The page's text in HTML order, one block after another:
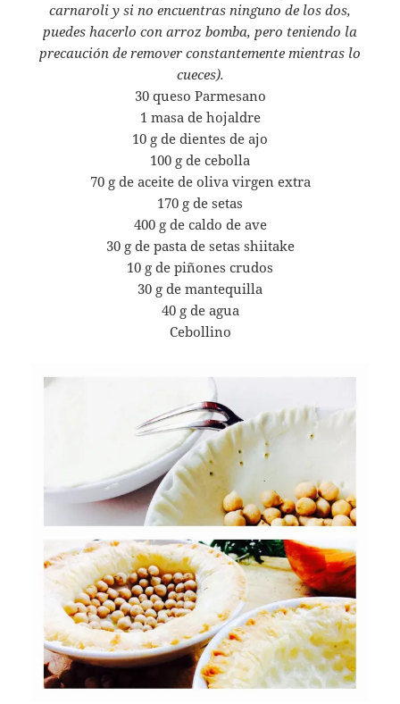
carnaroli y si no encuentras ninguno de los dos,
puedes hacerlo con arroz bomba, pero teniendo la
precaución de remover constantemente mientras lo
cueces).
30 queso Parmesano
1 masa de hojaldre
10 g de dientes de ajo
100 g de cebolla
70 g de aceite de oliva virgen extra
170 g de setas
400 g de caldo de ave
30 g de pasta de setas shiitake
10 g de piñones crudos
30 g de mantequilla
40 g de agua
Cebollino